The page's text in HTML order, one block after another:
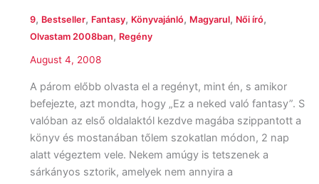
9, Bestseller, Fantasy, Könyvajánló, Magyarul, Női író,
Olvastam 2008ban, Regény
August 4, 2008
A párom előbb olvasta el a regényt, mint én, s amikor
befejezte, azt mondta, hogy „Ez a neked való fantasy”. S
valóban az első oldalaktól kezdve magába szippantott a
könyv és mostanában tőlem szokatlan módon, 2 nap
alatt végeztem vele. Nekem amúgy is tetszenek a
sárkányos sztorik, amelyek nem annyira a